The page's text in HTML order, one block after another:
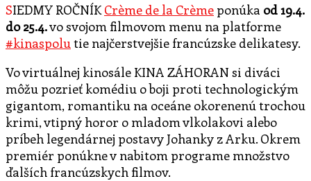
SIEDMY ROČNÍKCrème de la Crème ponúka od 19.4.
do 25.4.vo svojom filmovom menu na platforme
#kinaspolutie najčerstvejšie francúzske delikatesy.
Vo virtuálnej kinosále KINA ZÁHORAN si diváci
môžu pozrieť komédiu o boji proti technologickým
gigantom, romantiku na oceáne okorenenú trochou
krimi, vtipný horor o mladom vlkolakovi alebo
príbeh legendárnej postavy Johanky z Arku. Okrem
premiér ponúkne v nabitom programe množstvo
ďalších francúzskych filmov.